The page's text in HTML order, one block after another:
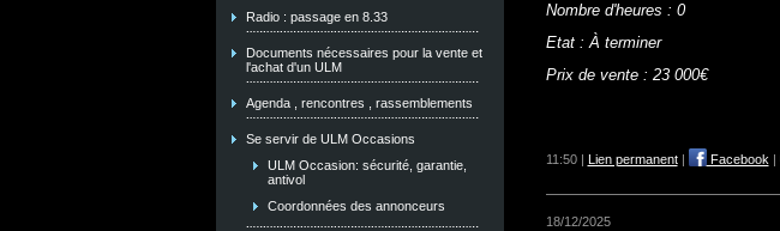
Radio : passage en 8.33
Documents nécessaires pour la vente et
l'achat d'un ULM
Agenda , rencontres , rassemblements
Se servir de ULM Occasions
ULM Occasion: sécurité, garantie,
antivol
Coordonnées des annonceurs
Nombre d'heures : 0
Etat : À terminer
Prix de vente : 23 000€
11:50 | Lien permanent| Facebook |
18/12/2025